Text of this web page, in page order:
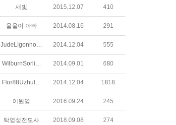
새빛 2015.12.07 410
울울이 아빠 2014.08.16 291
JudeLigonnoodtxuosqq2014.12.04 555
WilburnSorliekqtkjn2014.09.01 680
Flor88Uzhulqiquwu2014.12.04 1818
이원영 2016.09.24 245
탁영성전도사 2018.09.08 274